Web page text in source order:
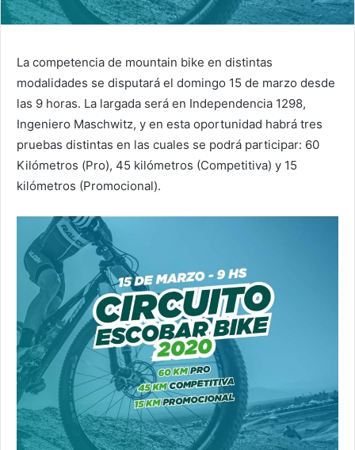
La competencia de mountain bike en distintas
modalidades se disputará el domingo 15 de marzo desde
las 9 horas. La largada será en Independencia 1298,
Ingeniero Maschwitz, y en esta oportunidad habrá tres
pruebas distintas en las cuales se podrá participar: 60
Kilómetros (Pro), 45 kilómetros (Competitiva) y 15
kilómetros (Promocional).